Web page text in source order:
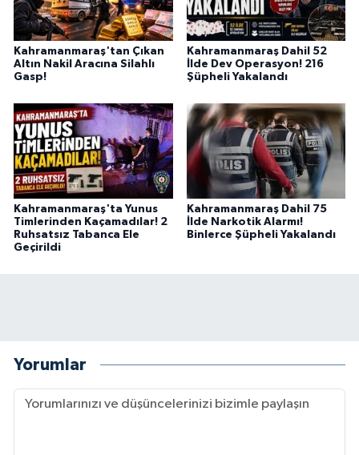
Kahramanmaraş'tan Çıkan
Altın Nakil Aracına Silahlı
Gasp!
Kahramanmaraş Dahil 52
İlde Dev Operasyon! 216
Şüpheli Yakalandı
Kahramanmaraş'ta Yunus
Timlerinden Kaçamadılar! 2
Ruhsatsız Tabanca Ele
Geçirildi
Kahramanmaraş Dahil 75
İlde Narkotik Alarmı!
Binlerce Şüpheli Yakalandı
Yorumlar
TANITIM
HABERDE İNSAN